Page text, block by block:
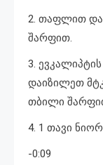
2. თაფლით
შარფით.
3.
დაიზილეთ
თბილი
4. 1 თავი
-0:09